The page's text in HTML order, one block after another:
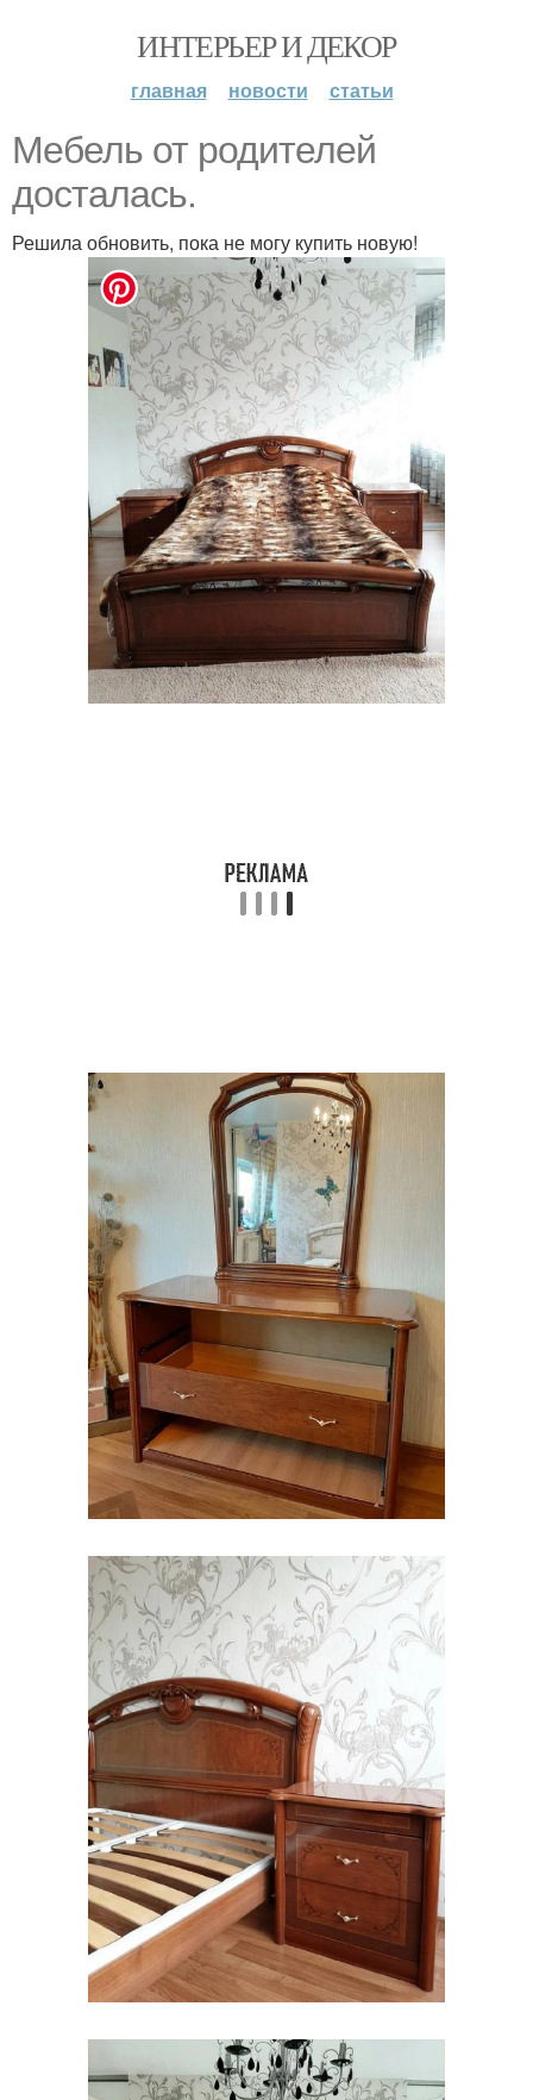
ИНТЕРЬЕР И ДЕКОР
главная новости статьи
Мебель от родителей
досталась.
Решила обновить, пока не могу купить новую!